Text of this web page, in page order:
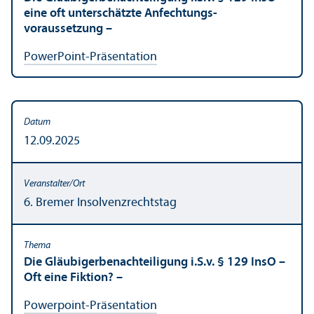
eine oft unter­schätzte Anfechtungs­
voraussetzung –
PowerPoint-Präsentation
12.09.2025
6. Bremer Insolvenzrechts­tag
Die Gläubigerbenachteiligung i.S.v. § 129 InsO –
Oft eine Fiktion? –
Powerpoint-Präsentation